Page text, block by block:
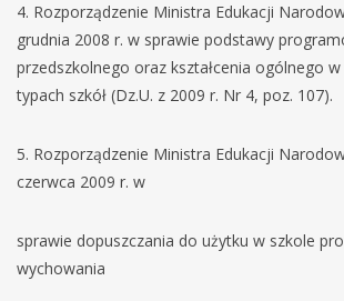
4. Rozporządzenie Ministra Edukacji
grudnia 2008 r. w sprawie podstawy
przedszkolnego oraz kształcenia ogólnego
typach szkół (Dz.U. z 2009 r. Nr 4, poz. 107).
5. Rozporządzenie Ministra Edukacji
czerwca 2009 r. w
sprawie dopuszczania do użytku w szkole
wychowania